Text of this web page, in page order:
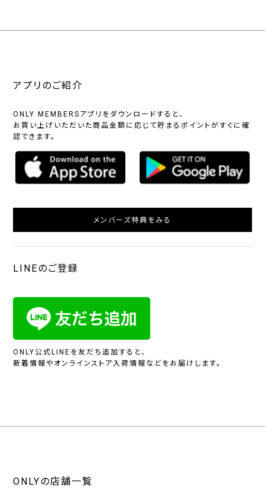
アプリのご紹介
ONLY MEMBERSアプリをダウンロードすると、
お買い上げいただいた商品金額に応じて貯まるポイントがすぐに確
認できます。
メンバーズ特典をみる
LINEのご登録
ONLY公式LINEを友だち追加すると、
新着情報やオンラインストア入荷情報などをお届けします。
ONLYの店舗一覧